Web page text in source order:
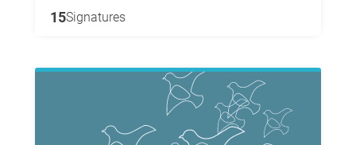
15Signatures